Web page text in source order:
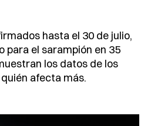
hasta el 30 de julio,
para el sarampión en 35
los datos de los
afecta más.